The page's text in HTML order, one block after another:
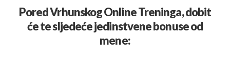
Pored Vrhunskog Online Treninga, dobit
će te sljedeće jedinstvene bonuse od
mene: